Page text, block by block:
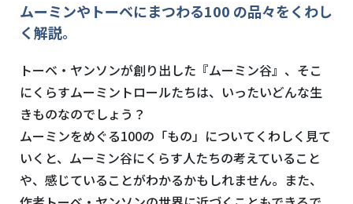
ムーミンやトーベにまつわる100 の品々をくわし
く解説。
トーベ・ヤンソンが創り出した『ムーミン谷』、そこ
にくらすムーミントロールたちは、いったいどんな生
きものなのでしょう？
ムーミンをめぐる100の「もの」についてくわしく見て
いくと、ムーミン谷にくらす人たちの考えていること
や、感じていることがわかるかもしれません。また、